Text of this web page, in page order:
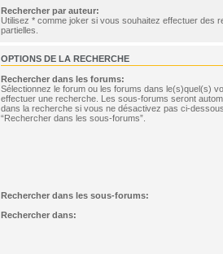
Rechercher par auteur:
Utilisez * comme joker si vous souhaitez effectuer des
partielles.
OPTIONS DE LA RECHERCHE
Rechercher dans les forums:
Sélectionnez le forum ou les forums dans le(s)quel(s)
effectuer une recherche. Les sous-forums seront
dans la recherche si vous ne désactivez pas ci-dessous
“Rechercher dans les sous-forums”.
Rechercher dans les sous-forums:
Rechercher dans: